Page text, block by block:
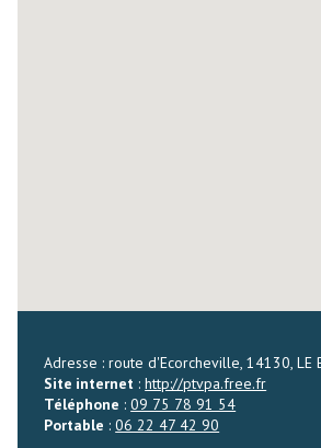
Adresse : route d'Ecorcheville, 14130, LE
Site internet :http://ptvpa.free.fr
Téléphone :09 75 78 91 54
Portable :06 22 47 42 90